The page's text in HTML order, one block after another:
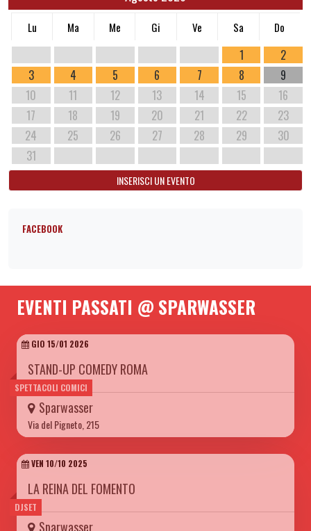
Lu Ma Me Gi Ve Sa Do
1
2
3
4 5 6 7 8
9
10
11 12 13 14 15
16
17
18 19 20 21 22
23
24
25 26 27 28 29
30
31
INSERISCI UN EVENTO
FACEBOOK
EVENTI PASSATI @ SPARWASSER
SPETTACOLI COMICI
GIO 15/01 2026
STAND-UP COMEDY ROMA
Sparwasser
Via del Pigneto, 215
DJSET
VEN 10/10 2025
LA REINA DEL FOMENTO
Sparwasser